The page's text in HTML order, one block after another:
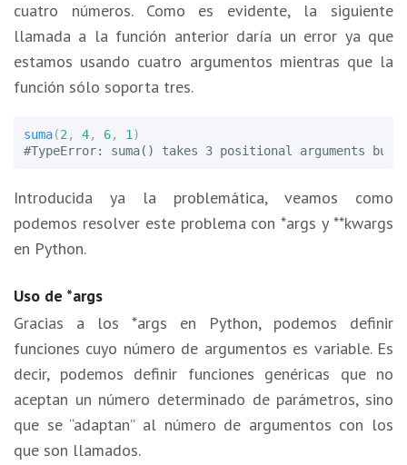
cuatro números. Como es evidente, la siguiente
llamada a la función anterior daría un error ya que
estamos usando cuatro argumentos mientras que la
función sólo soporta tres.
suma(2 , 4, 6, 1 )
Introducida ya la problemática, veamos como
podemos resolver este problema con *args y **kwargs
en Python.
Uso de *args
Gracias a los *args en Python, podemos definir
funciones cuyo número de argumentos es variable. Es
decir, podemos definir funciones genéricas que no
aceptan un número determinado de parámetros, sino
que se “adaptan” al número de argumentos con los
que son llamados.